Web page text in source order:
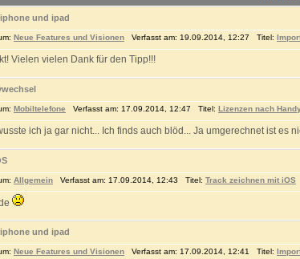
und ipad
Neue Features und Visionen Verfasst am: 19.09.2014, 12:27 Titel:
Vielen vielen Dank für den Tipp!!!
Mobiltelefone Verfasst am: 17.09.2014, 12:47 Titel: Lizenzen nach
ich ja gar nicht... Ich finds auch blöd... Ja umgerechnet ist es
Allgemein Verfasst am: 17.09.2014, 12:43 Titel: Track zeichnen mit iOS
und ipad
Neue Features und Visionen Verfasst am: 17.09.2014, 12:41 Titel: